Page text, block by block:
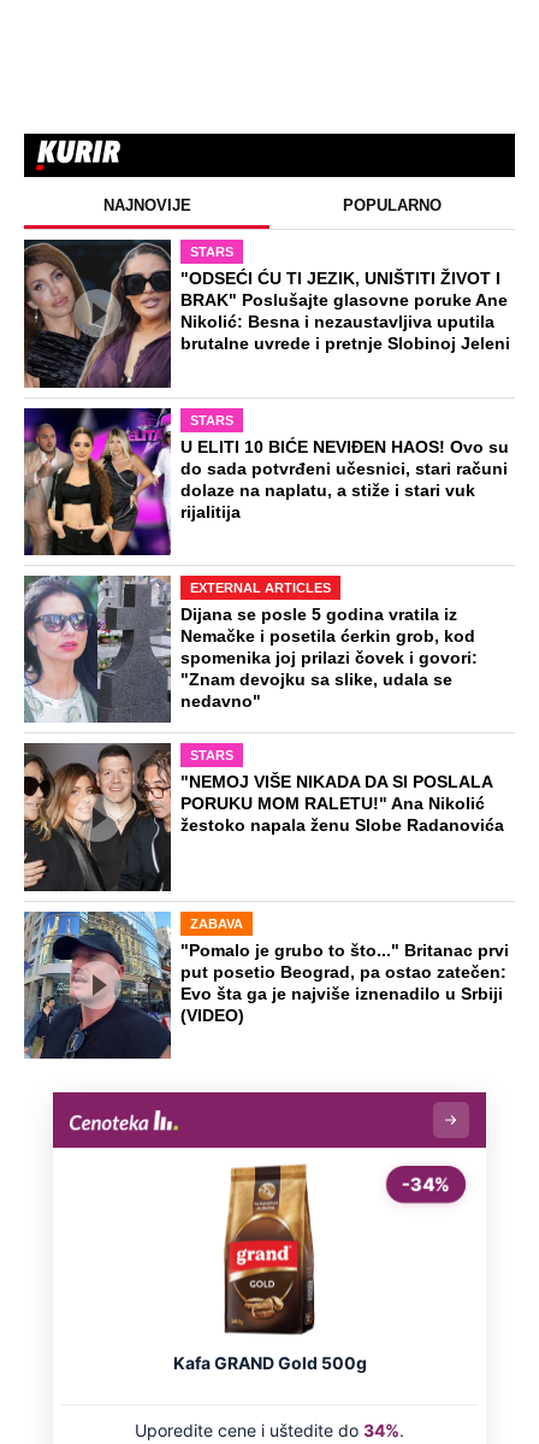
NAJNOVIJE POPULARNO
STARS
"ODSEĆI ĆU TI JEZIK, UNIŠTITI ŽIVOT I
BRAK" Poslušajte glasovne poruke Ane
Nikolić: Besna i nezaustavljiva uputila
brutalne uvrede i pretnje Slobinoj Jeleni
STARS
U ELITI 10 BIĆE NEVIĐEN HAOS! Ovo su
do sada potvrđeni učesnici, stari računi
dolaze na naplatu, a stiže i stari vuk
rijalitija
EXTERNAL ARTICLES
Dijana se posle 5 godina vratila iz
Nemačke i posetila ćerkin grob, kod
spomenika joj prilazi čovek i govori:
"Znam devojku sa slike, udala se
nedavno"
STARS
"NEMOJ VIŠE NIKADA DA SI POSLALA
PORUKU MOM RALETU!" Ana Nikolić
žestoko napala ženu Slobe Radanovića
ZABAVA
"Pomalo je grubo to što..." Britanac prvi
put posetio Beograd, pa ostao zatečen:
Evo šta ga je najviše iznenadilo u Srbiji
(VIDEO)